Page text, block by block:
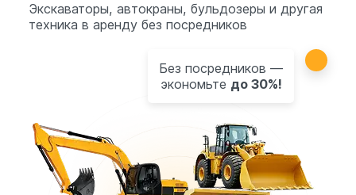
Экскаваторы, автокраны, бульдозеры и другая
техника в аренду без посредников
Без посредников —
экономьте до 30%!